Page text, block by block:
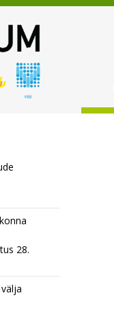
28.